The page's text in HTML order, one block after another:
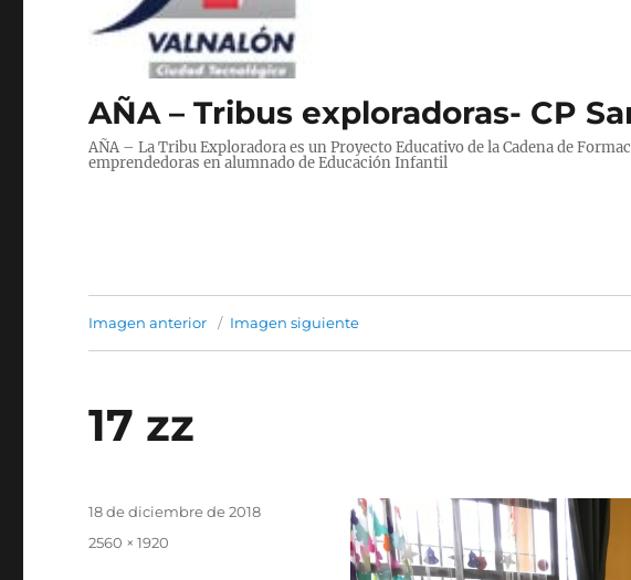
AÑA – Tribus exploradoras- CP
AÑA – La Tribu Exploradora es un Proyecto Educativo de la Cadena de
emprendedoras en alumnado de Educación Infantil
Imagen anterior Imagen siguiente
17 zz
Publicado
18 de diciembre de 2018
Tamaño
2560 × 1920